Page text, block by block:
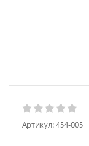
Артикул:454-005